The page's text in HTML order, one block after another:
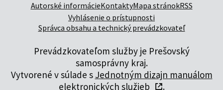
Autorské informácieKontaktyMapa stránokRSS
Vyhlásenie o prístupnosti
Správca obsahu a technický prevádzkovateľ
Prevádzkovateľom služby je Prešovský
samosprávny kraj.
Vytvorené v súlade s Jednotným dizajn manuálom
elektronických služieb
.